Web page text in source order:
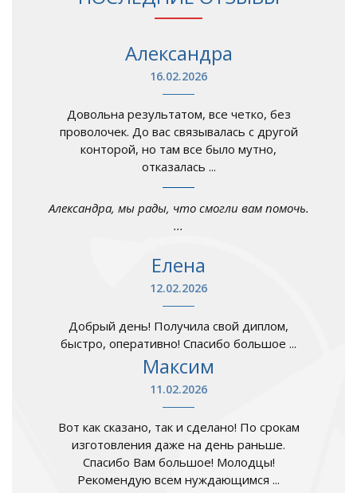
Александра
16.02.2026
Довольна результатом, все четко, без
проволочек. До вас связывалась с другой
конторой, но там все было мутно,
отказалась ...
Александра, мы рады, что смогли вам помочь.
...
Елена
12.02.2026
Добрый день! Получила свой диплом,
быстро, оперативно! Спасибо большое ...
Максим
11.02.2026
Вот как сказано, так и сделано! По срокам
изготовления даже на день раньше.
Спасибо Вам большое! Молодцы!
Рекомендую всем нуждающимся ...